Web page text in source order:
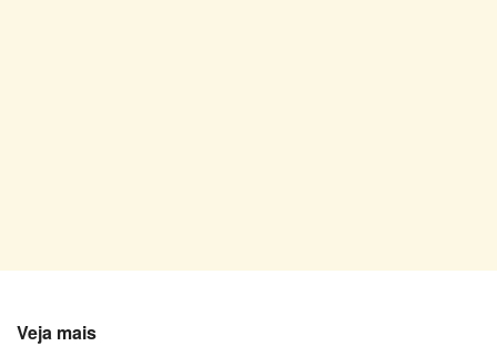
Veja mais